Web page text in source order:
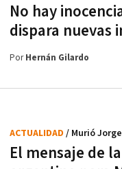
No hay
dispara nuevas
PorHernán Gilardo
El mensaje de
ACTUALIDAD / Murió